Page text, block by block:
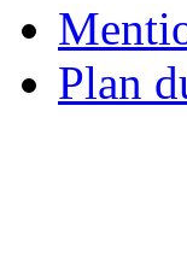
Plan